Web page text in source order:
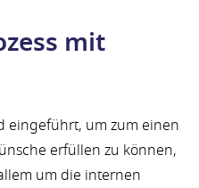
mit
eingeführt, um zum einen
erfüllen zu können,
um die internen